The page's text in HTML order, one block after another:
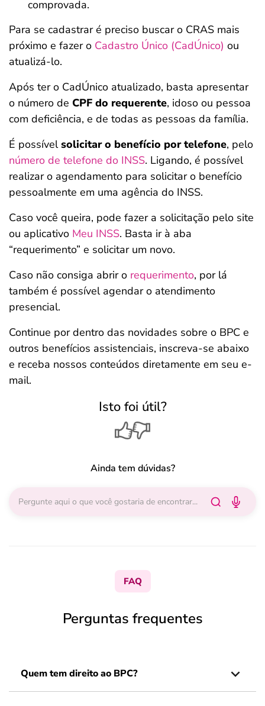
comprovada.
Para se cadastrar é preciso buscar o CRAS mais
próximo e fazer o Cadastro Único (CadÚnico) ou
atualizá-lo.
Após ter o CadÚnico atualizado, basta apresentar
o número de CPF do requerente, idoso ou pessoa
com deficiência, e de todas as pessoas da família.
É possívelsolicitar o benefício por telefone, pelo
número de telefone do INSS. Ligando, é possível
realizar o agendamento para solicitar o benefício
pessoalmente em uma agência do INSS.
Caso você queira, pode fazer a solicitação pelo site
ou aplicativo Meu INSS. Basta ir à aba
“requerimento” e solicitar um novo.
Caso não consiga abrir o requerimento, por lá
também é possível agendar o atendimento
presencial.
Continue por dentro das novidades sobre o BPC e
outros benefícios assistenciais, inscreva-se abaixo
e receba nossos conteúdos diretamente em seu e-
mail.
Isto foi útil?
Ainda tem dúvidas?
FAQ
Perguntas frequentes
Quem tem direito ao BPC?